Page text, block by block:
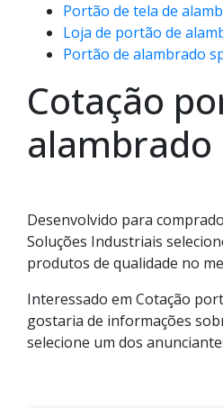
Portão de tela de
Loja de portão de
Portão de alambrado
Cotação
alambrado
Desenvolvido para
Soluções Industriais
produtos de qualidade no
Interessado em Cotação
gostaria de informações
selecione um dos